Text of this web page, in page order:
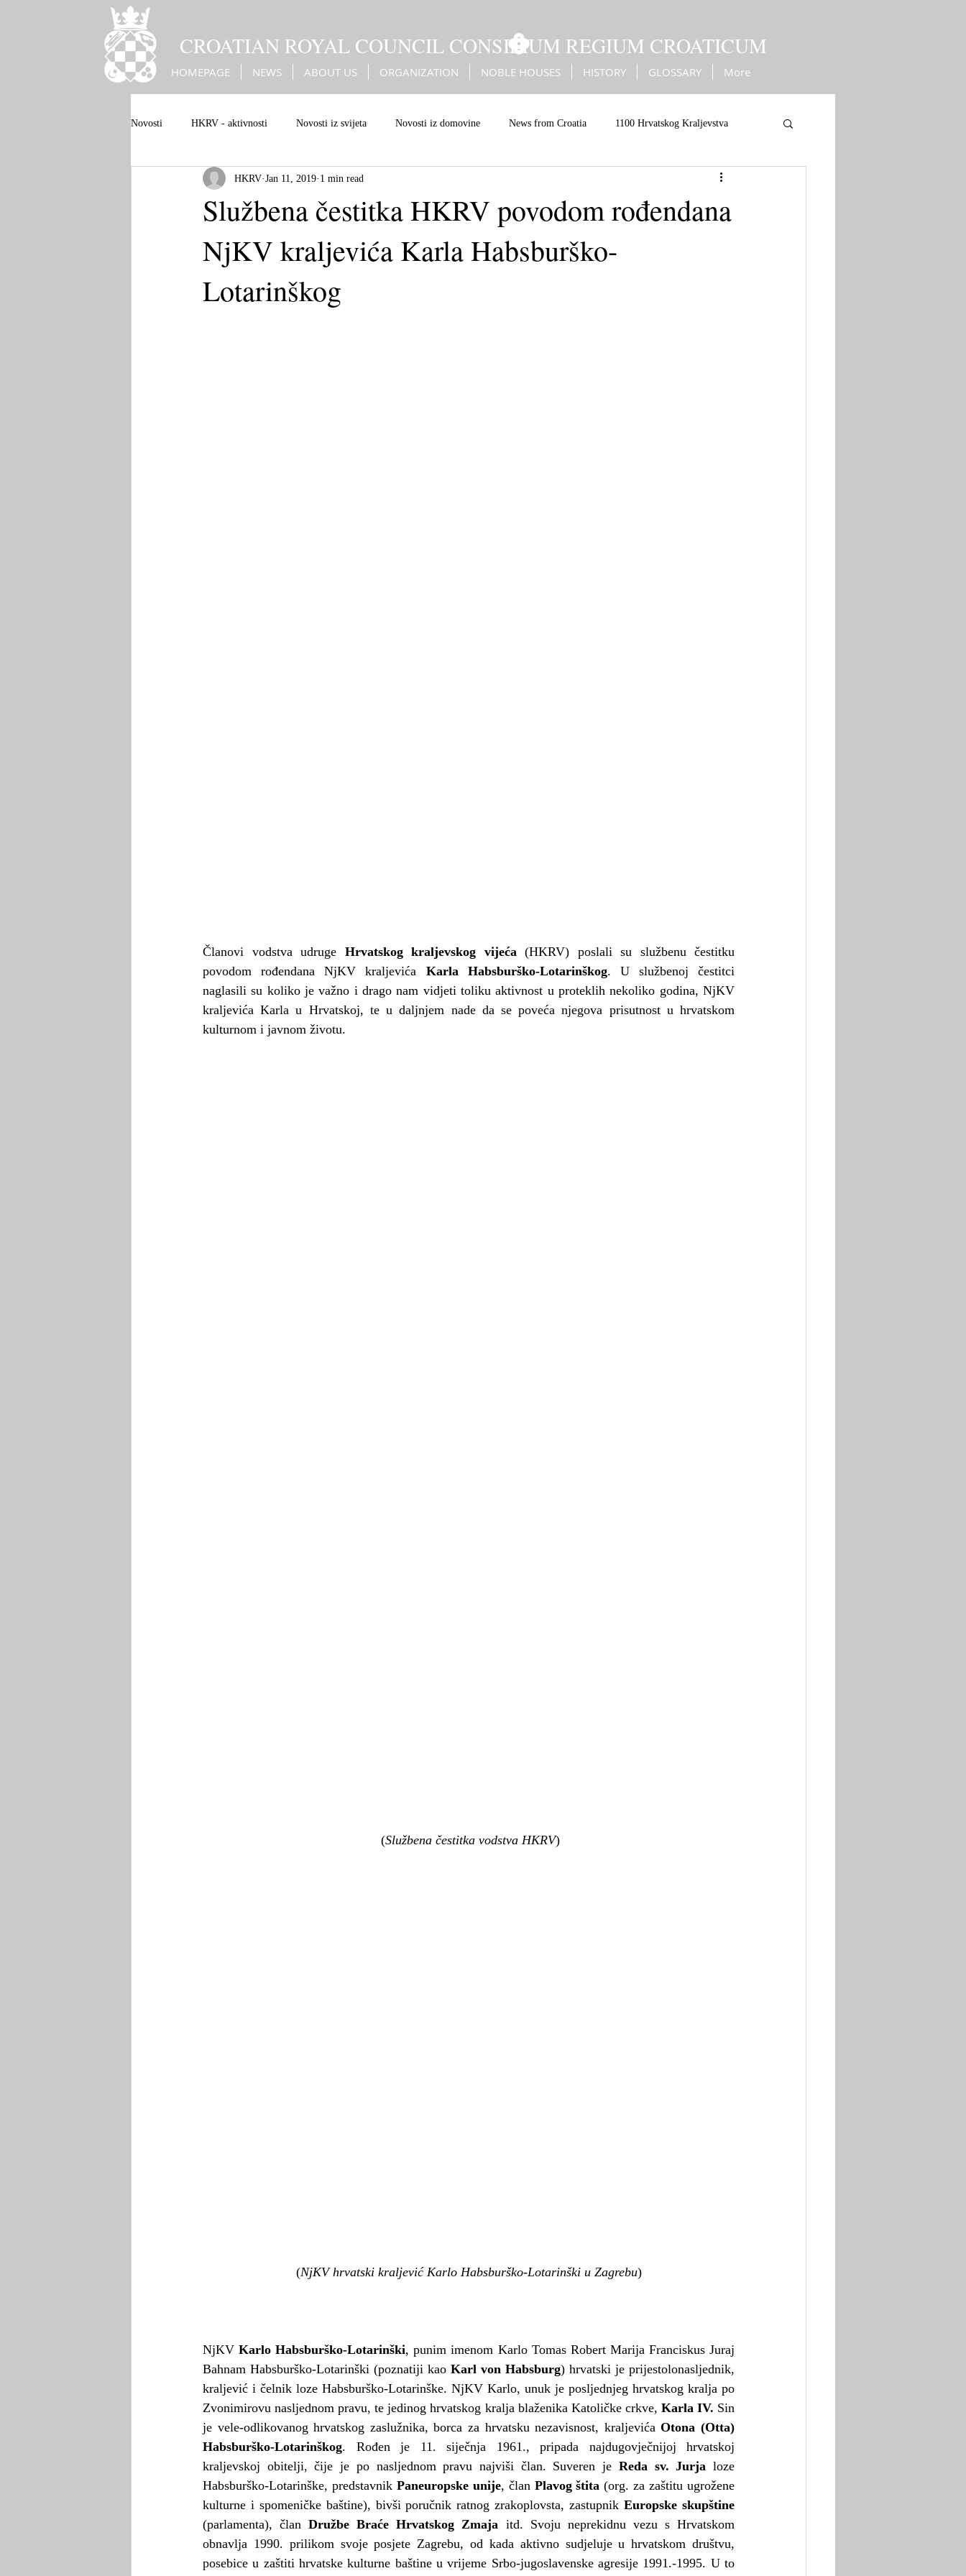
CROATIAN ROYAL COUNCIL CONSILIUM REGIUM CROATICUM
HOMEPAGE NEWS ABOUT US ORGANIZATION NOBLE HOUSES HISTORY GLOSSARY More
Novosti HKRV - aktivnosti Novosti iz svijeta Novosti iz domovine News from Croatia 1100 Hrvatskog Kraljevstva
Bleiburg genocide Bleiburg Battle of Sisak War against Turks
Službena čestitka HKRV povodom rođendana
NjKV kraljevića Karla Habsburško-
Lotarinškog
HKRV Jan 11, 2019 1 min read
Članovi vodstva udruge Hrvatskog kraljevskog vijeća (HKRV) poslali su službenu čestitku
povodom rođendana NjKV kraljevića Karla Habsburško-Lotarinškog. U službenoj čestitci
naglasili su koliko je važno i drago nam vidjeti toliku aktivnost u proteklih nekoliko godina, NjKV
kraljevića Karla u Hrvatskoj, te u daljnjem nade da se poveća njegova prisutnost u hrvatskom
kulturnom i javnom životu.
(Službena čestitka vodstva HKRV)
(NjKV hrvatski kraljević Karlo Habsburško-Lotarinški u Zagrebu)
NjKV Karlo Habsburško-Lotarinški, punim imenom Karlo Tomas Robert Marija Franciskus Juraj
Bahnam Habsburško-Lotarinški (poznatiji kao Karl von Habsburg) hrvatski je prijestolonasljednik,
kraljević i čelnik loze Habsburško-Lotarinške. NjKV Karlo, unuk je posljednjeg hrvatskog kralja po
Zvonimirovu nasljednom pravu, te jedinog hrvatskog kralja blaženika Katoličke crkve, Karla IV. Sin
je vele-odlikovanog hrvatskog zaslužnika, borca za hrvatsku nezavisnost, kraljevića Otona (Otta)
Habsburško-Lotarinškog. Rođen je 11. siječnja 1961., pripada najdugovječnijoj hrvatskoj
kraljevskoj obitelji, čije je po nasljednom pravu najviši član. Suveren je Reda sv. Jurja loze
Habsburško-Lotarinške, predstavnik Paneuropske unije, član Plavog štita (org. za zaštitu ugrožene
kulturne i spomeničke baštine), bivši poručnik ratnog zrakoplovsta, zastupnik Europske skupštine
(parlamenta), član Družbe Braće Hrvatskog Zmaja itd. Svoju neprekidnu vezu s Hrvatskom
obnavlja 1990. prilikom svoje posjete Zagrebu, od kada aktivno sudjeluje u hrvatskom društvu,
posebice u zaštiti hrvatske kulturne baštine u vrijeme Srbo-jugoslavenske agresije 1991.-1995. U to